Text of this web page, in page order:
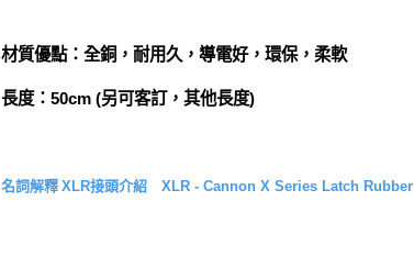
材質優點：全銅，耐用久，導電好，環保，柔軟
長度：50cm (另可客訂，其他長度)
名詞解釋 XLR接頭介紹 XLR - Cannon X Series Latch Rubber